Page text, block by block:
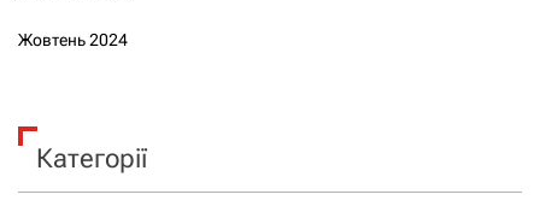
Жовтень 2024
Категорії